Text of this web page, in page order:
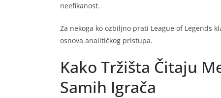
neefikanost.
Za nekoga ko ozbiljno prati League of Legends
osnova analitičkog pristupa.
Kako Tržišta Čitaju
Samih Igrača